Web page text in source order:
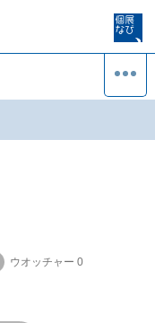
ウオッチャー 0